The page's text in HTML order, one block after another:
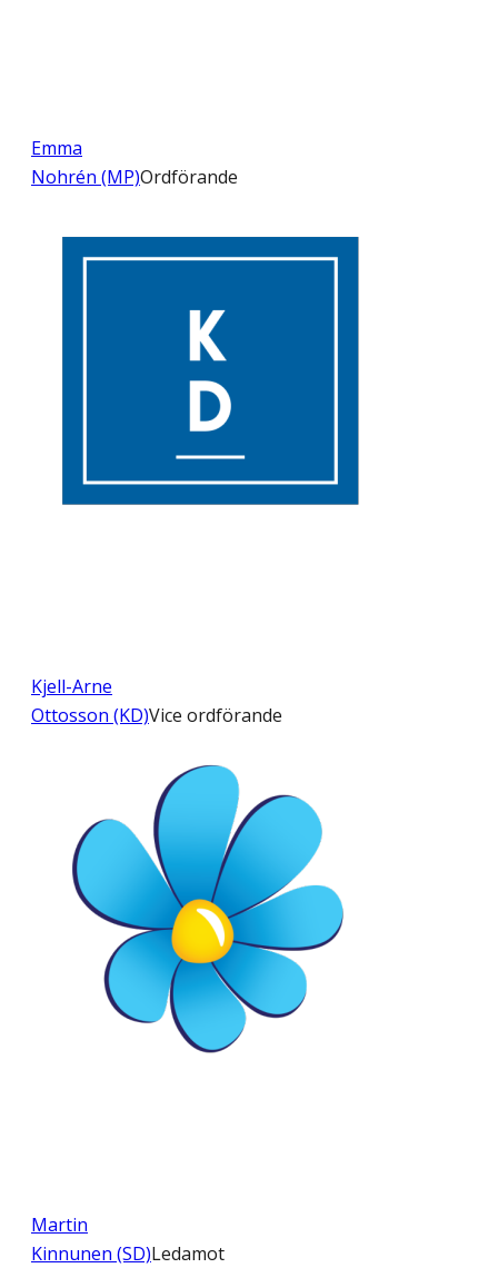
Emma
Nohrén (MP)Ordförande
Kjell-Arne
Ottosson (KD)Vice ordförande
Martin
Kinnunen (SD)Ledamot